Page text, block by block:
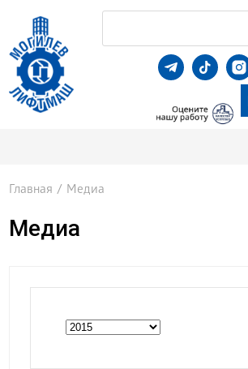
Главная / Медиа
Медиа